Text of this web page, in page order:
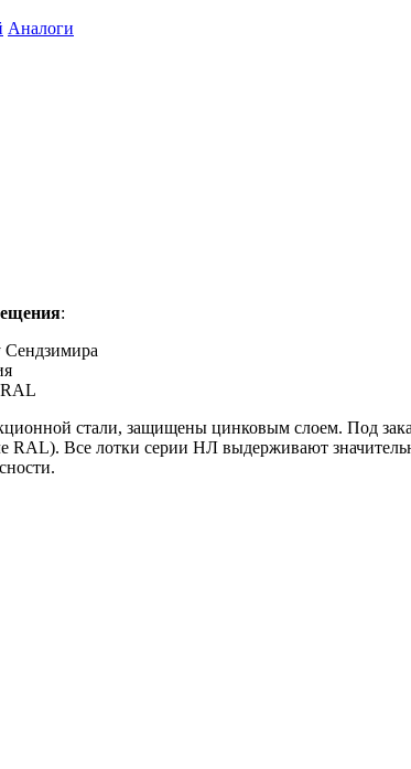
Аналоги
:
RAL
стали, защищены цинковым слоем. Под
RAL). Все лотки серии НЛ выдерживают